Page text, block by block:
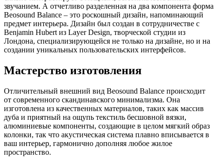
звучанием. А отчетливо разделенная на два компонента форма
Beosound Balance – это роскошный дизайн, напоминающий
предмет интерьера. Дизайн был создан в сотрудничестве с
Benjamin Hubert из Layer Design, творческой студии из
Лондона, специализирующейся не только на дизайне, но и на
создании уникальных пользовательских интерфейсов.
Мастерство изготовления
Отличительный внешний вид Beosound Balance происходит
от современного скандинавского минимализма. Она
изготовлена из качественных материалов, таких как массив
дуба и приятный на ощупь текстиль бесшовной вязки,
алюминиевые компоненты, создающие в целом мягкий образ
колонки, так что акустическая система плавно вписывается в
ваш интерьер, гармонично дополняя любое жилое
пространство.